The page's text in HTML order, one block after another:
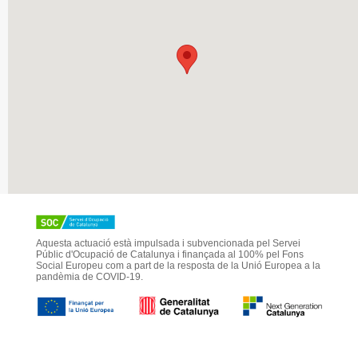
Aquesta actuació està impulsada i subvencionada pel Servei
Públic d'Ocupació de Catalunya i finançada al 100% pel Fons
Social Europeu com a part de la resposta de la Unió Europea a la
pandèmia de COVID-19.